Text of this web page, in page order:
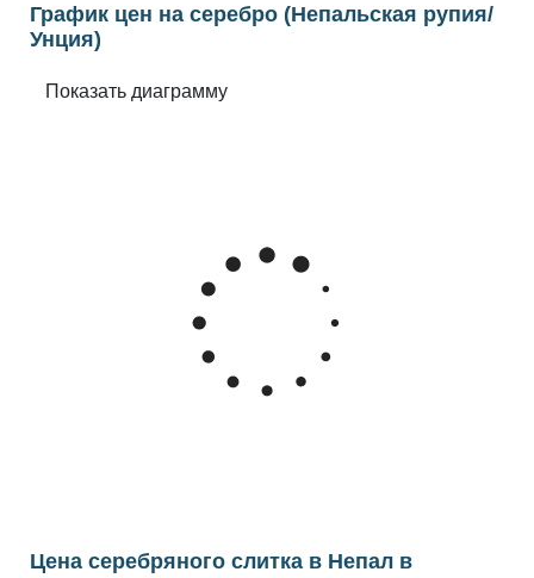
График цен на серебро (Непальская рупия/
Унция)
Цена серебряного слитка в Непал в